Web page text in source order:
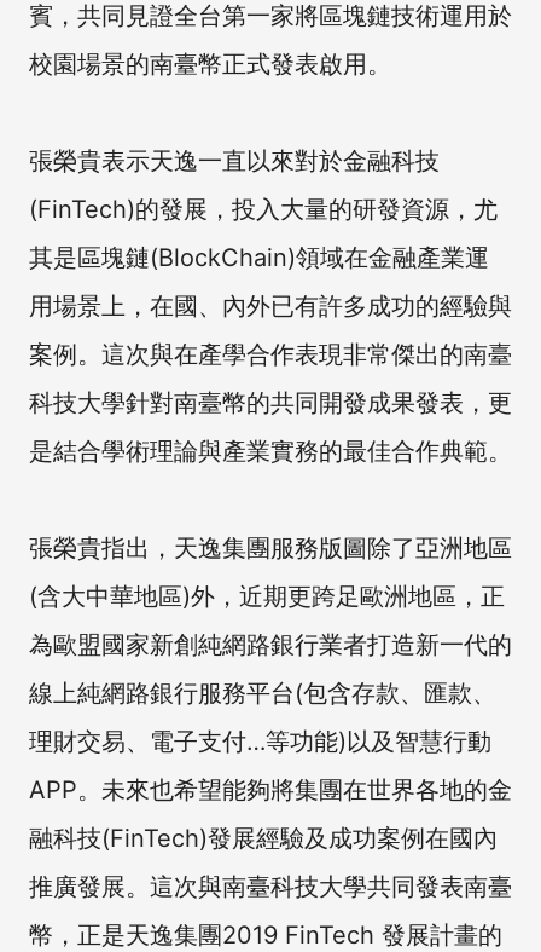
賓，共同見證全台第一家將區塊鏈技術運用於
校園場景的南臺幣正式發表啟用。
張榮貴表示天逸一直以來對於金融科技
(FinTech)的發展，投入大量的研發資源，尤
其是區塊鏈(BlockChain)領域在金融產業運
用場景上，在國、內外已有許多成功的經驗與
案例。這次與在產學合作表現非常傑出的南臺
科技大學針對南臺幣的共同開發成果發表，更
是結合學術理論與產業實務的最佳合作典範。
張榮貴指出，天逸集團服務版圖除了亞洲地區
(含大中華地區)外，近期更跨足歐洲地區，正
為歐盟國家新創純網路銀行業者打造新一代的
線上純網路銀行服務平台(包含存款、匯款、
理財交易、電子支付…等功能)以及智慧行動
APP。未來也希望能夠將集團在世界各地的金
融科技(FinTech)發展經驗及成功案例在國內
推廣發展。這次與南臺科技大學共同發表南臺
幣，正是天逸集團2019 FinTech 發展計畫的